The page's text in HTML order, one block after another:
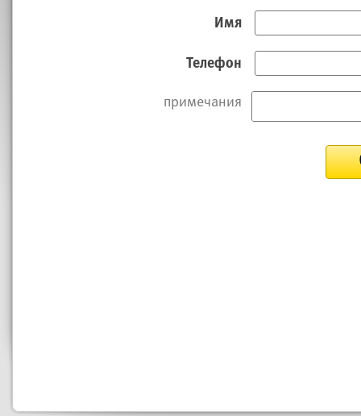
Имя
Телефон
примечания